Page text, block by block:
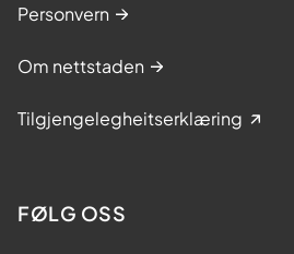
Personvern
Om nettstaden
Tilgjengelegheitserklæring
FØLG OSS